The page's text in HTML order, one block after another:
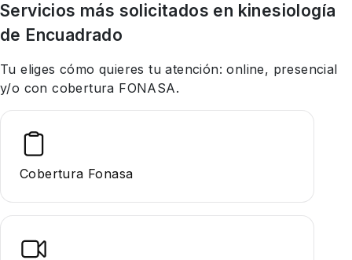
Servicios más solicitados en kinesiología
de Encuadrado
Tu eliges cómo quieres tu atención: online, presencial
y/o con cobertura FONASA.
Cobertura Fonasa